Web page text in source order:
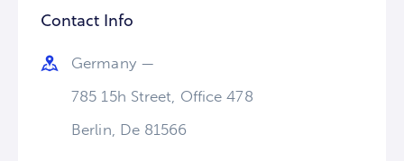
Contact Info
Germany —
785 15h Street, Office 478
Berlin, De 81566